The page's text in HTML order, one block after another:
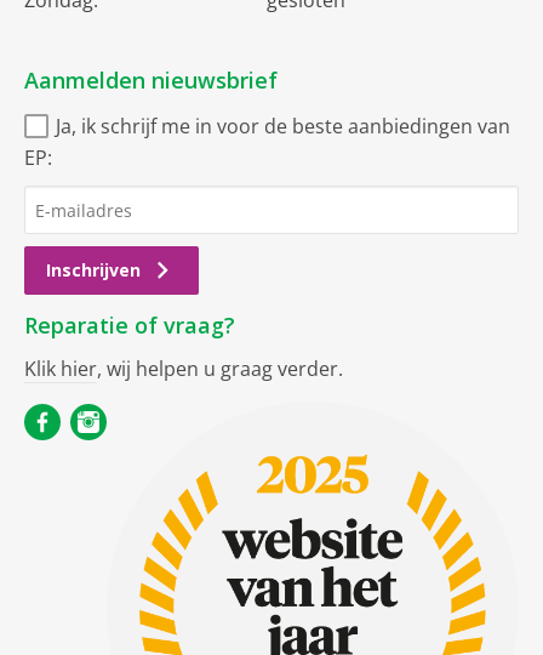
Aanmelden nieuwsbrief
Ja, ik schrijf me in voor de beste aanbiedingen van
EP:
Inschrijven
Reparatie of vraag?
Klik hier, wij helpen u graag verder.